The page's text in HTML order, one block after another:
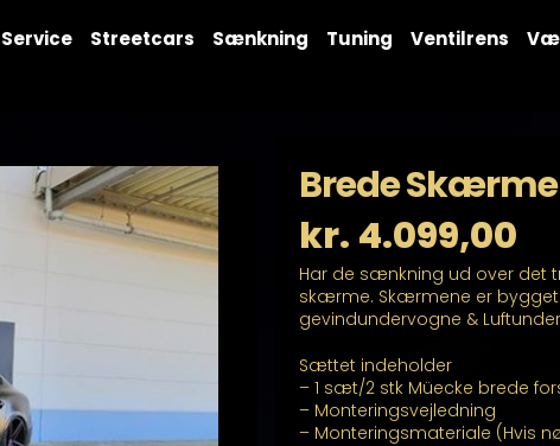
Service Streetcars Sænkning Tuning Ventilrens
Brede
kr. 4.099,00
Har de sænkning ud over det
skærme. Skærmene er
gevindundervogne &
Sættet indeholder
– 1 sæt/2 stk Müecke brede
– Monteringsvejledning
– Monteringsmateriale (Hvis